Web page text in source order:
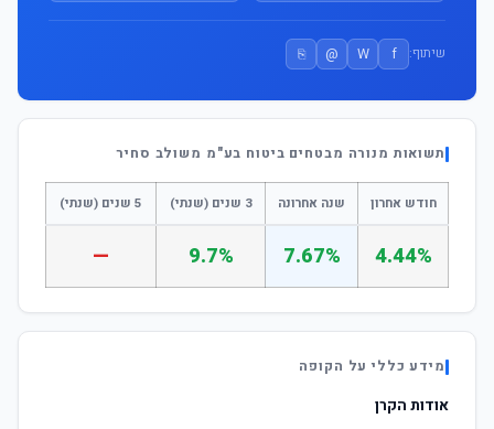
שיתוף: f
W
@
⎘
תשואות מנורה מבטחים ביטוח בע"מ משולב סחיר
חודש אחרון שנה אחרונה 3 שנים (שנתי) 5 שנים (שנתי)
4.44%
7.67%
9.7%
—
מידע כללי על הקופה
אודות הקרן